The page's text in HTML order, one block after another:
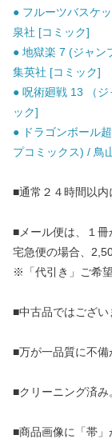
● フルーツバスケ
泉社 [コミック]
● 地獄楽 7 (ジャン
集英社 [コミック]
● 呪術廻戦 13 （
ック]
● ドラゴンボール
プコミックス) / 鳥
■通常２４時間以内
■メール便は、１冊
宅急便の場合、
※「代引き」ご希
■中古品ではござい
■万が一品質に不備
■クリーニング済み
■商品画像に「帯